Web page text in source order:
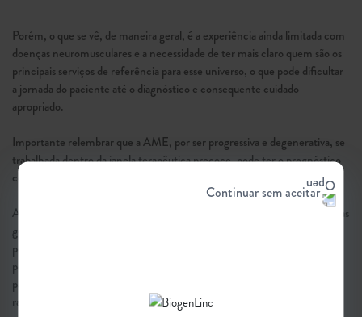
Continuar sem aceitar
Porém, o que se vê, de maneira geral, é a experiência ainda limitada com
doenças neuromusculares e a necessidade de ter mais claro quem são os
principais serviços de referência para esse universo, o que pode dificultar
a jornada do paciente até o diagnóstico e consequente cuidado
apropriado.
Importante relembrar que a AME, por ser progressiva e degenerativa, se
trabalhada dentro da janela terapêutica precoce, pode ter o prognóstico
completamente alterado.
Ainda dentro da APS e se tratando do futuro do diagnóstico para doenças
genéticas, a inclusão da AME no Programa de Triagem Neonatal
permitiria a identificação dos casos ainda pré-sintomáticos, o que tem o
potencial de transformação sem igual na qualidade de vida desses
pacientes. A APS, quando identificar um caso como esse, poderia
rapidamente notificar a família e encaminhá-la a especialistas.